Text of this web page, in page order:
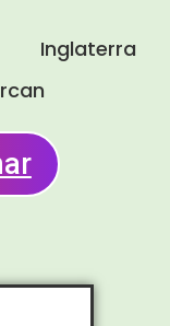
Inglaterra